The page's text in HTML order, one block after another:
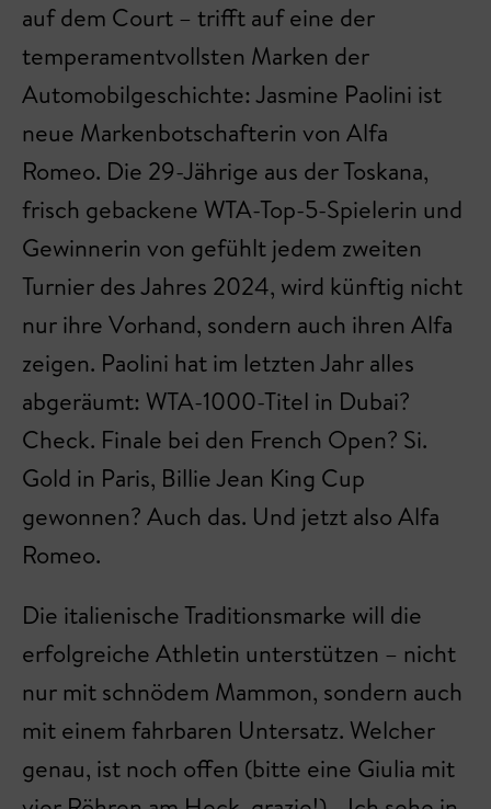
auf dem Court – trifft auf eine der
temperamentvollsten Marken der
Automobilgeschichte: Jasmine Paolini ist
neue Markenbotschafterin von Alfa
Romeo. Die 29-Jährige aus der Toskana,
frisch gebackene WTA-Top-5-Spielerin und
Gewinnerin von gefühlt jedem zweiten
Turnier des Jahres 2024, wird künftig nicht
nur ihre Vorhand, sondern auch ihren Alfa
zeigen. Paolini hat im letzten Jahr alles
abgeräumt: WTA-1000-Titel in Dubai?
Check. Finale bei den French Open? Si.
Gold in Paris, Billie Jean King Cup
gewonnen? Auch das. Und jetzt also Alfa
Romeo.
Die italienische Traditionsmarke will die
erfolgreiche Athletin unterstützen – nicht
nur mit schnödem Mammon, sondern auch
mit einem fahrbaren Untersatz. Welcher
genau, ist noch offen (bitte eine Giulia mit